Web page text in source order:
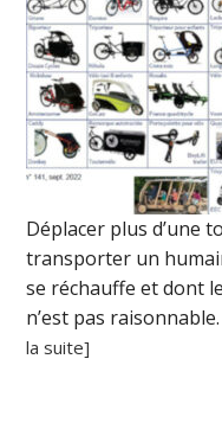
Déplacer plus d’une
transporter un
se réchauffe et dont
n’est pas
la suite]